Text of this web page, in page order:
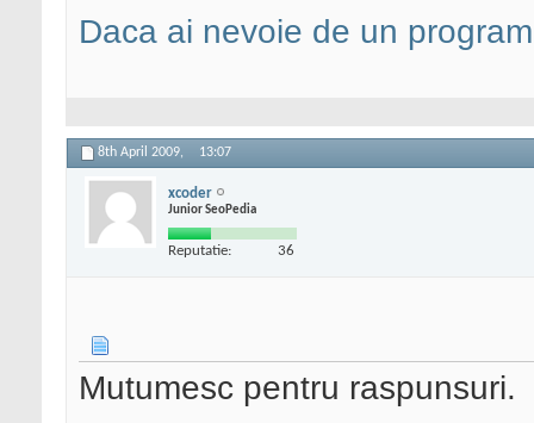
Daca ai nevoie de un
8th April 2009, 13:07
xcoder
Junior SeoPedia
Reputatie: 36
Mutumesc pentru raspunsuri.